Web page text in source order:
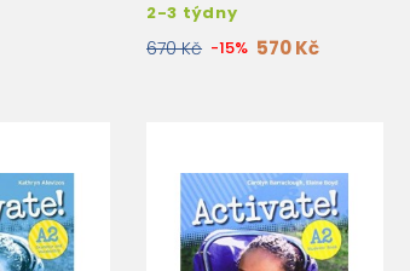
2-3 týdny
670 Kč -15% 570 Kč